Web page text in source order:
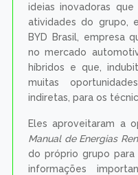
ideias inovadoras
atividades do grupo,
BYD Brasil, empresa
no mercado
híbridos e que,
muitas
indiretas, para os
Eles aproveitaram a
Manual de Energias
do próprio grupo
informações